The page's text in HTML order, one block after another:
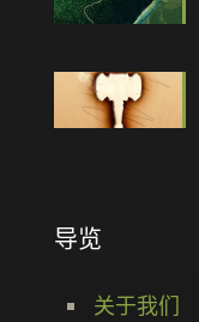
导览
关于我们